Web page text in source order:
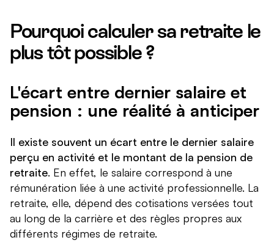
Pourquoi calculer sa retraite le
plus tôt possible ?
L'écart entre dernier salaire et
pension : une réalité à anticiper
Il existe souvent un écart entre le dernier salaire
perçu en activité et le montant de la pension de
retraite. En effet, le salaire correspond à une
rémunération liée à une activité professionnelle. La
retraite, elle, dépend des cotisations versées tout
au long de la carrière et des règles propres aux
différents régimes de retraite.